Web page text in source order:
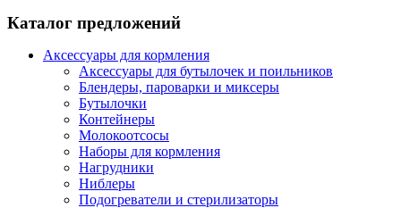
Каталог предложений
Аксессуары для кормления
Аксессуары для бутылочек и поильников
Блендеры, пароварки и миксеры
Бутылочки
Контейнеры
Молокоотсосы
Наборы для кормления
Нагрудники
Ниблеры
Подогреватели и стерилизаторы